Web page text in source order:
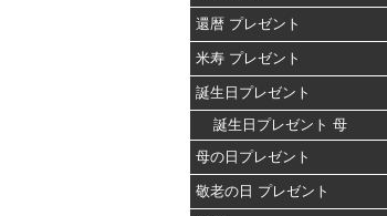
還暦 プレゼント
米寿 プレゼント
誕生日プレゼント
誕生日プレゼント 母
母の日プレゼント
敬老の日 プレゼント